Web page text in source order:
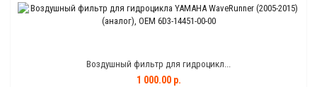
Воздушный фильтр для гидроцикл...
1 000.00 р.